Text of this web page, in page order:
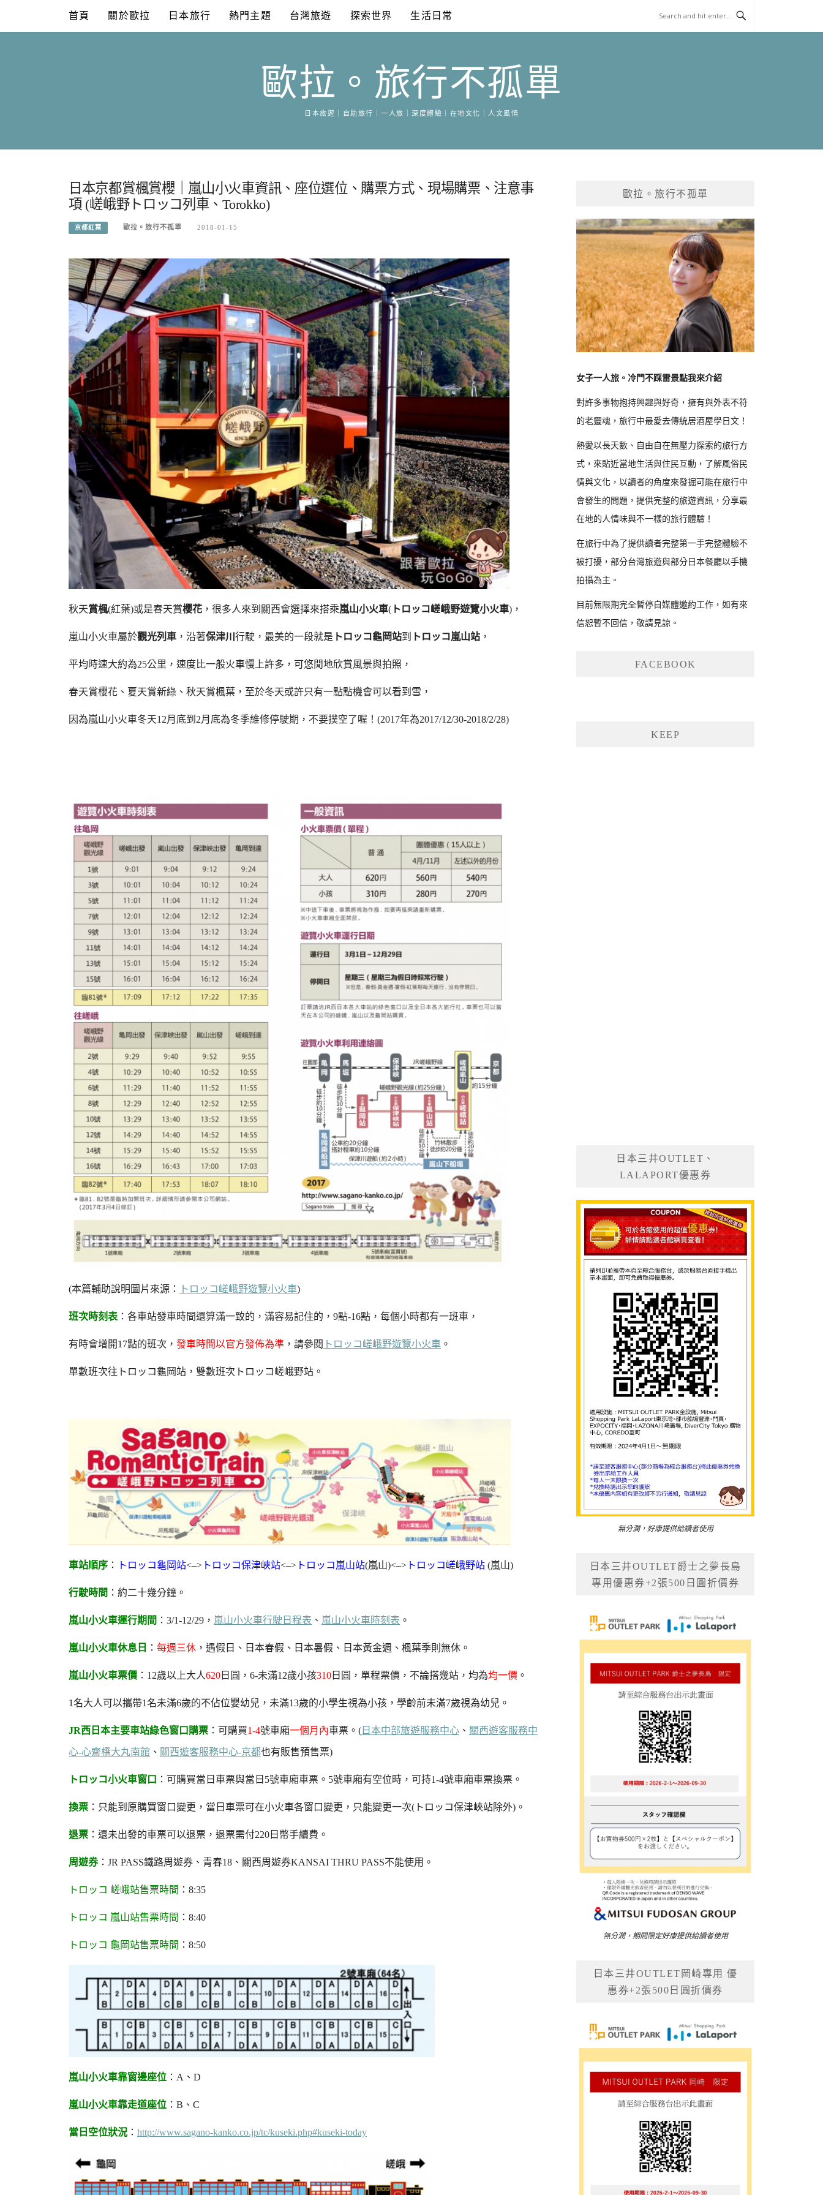
content
首頁 關於歐拉 日本旅行 熱門主題 台灣旅遊 探索世界 生活日常
歐拉。旅行不孤單
日本旅遊｜自助旅行｜一人旅｜深度體驗｜在地文化｜人文風情
日本京都賞楓賞櫻｜嵐山小火車資訊、座位選位、購票方式、現場購票、注意事
項 (嵯峨野トロッコ列車、Torokko)
京都紅葉 歐拉。旅行不孤單 2018-01-15
秋天賞楓(紅葉)或是春天賞櫻花 ，很多人來到關西會選擇來搭乘嵐山小火車( トロッコ嵯峨野遊覽小火車)，
嵐山小火車屬於觀光列車 ，沿著保津川 行駛，最美的一段就是 トロッコ龜岡站到 トロッコ嵐山站 ，
平均時速大約為25公里，速度比一般火車慢上許多，可悠閒地欣賞風景與拍照，
春天賞櫻花、夏天賞新綠、秋天賞楓葉，至於冬天或許只有一點點機會可以看到雪，
因為嵐山小火車冬天12月底到2月底為冬季維修停駛期，不要撲空了喔！(2017年為2017/12/30-2018/2/28)
(本篇輔助說明圖片來源： トロッコ嵯峨野遊覽小火車)
班次時刻表 ：各車站發車時間還算滿一致的，滿容易記住的，9點-16點，每個小時都有一班車，
有時會增開17點的班次， 發車時間以官方發佈為準 ，請參閱 トロッコ嵯峨野遊覽小火車 。
單數班次往トロッコ龜岡站，雙數班次トロッコ嵯峨野站。
車站順序 ： トロッコ龜岡站<–> トロッコ保津峽站<–> トロッコ嵐山站(嵐山)<–> トロッコ嵯峨野站 (嵐山)
行駛時間 ：約二十幾分鐘。
嵐山小火車運行期間 ：3/1-12/29， 嵐山小火車行駛日程表 、 嵐山小火車時刻表 。
嵐山小火車休息日 ： 每週三休 ，遇假日、日本春假、日本暑假、日本黃金週、楓葉季則無休。
嵐山小火車票價 ：12歲以上大人620 日圓，6-未滿12歲小孩310 日圓，單程票價，不論搭幾站，均為均一價 。
1名大人可以攜帶1名未滿6歲的不佔位嬰幼兒，未滿13歲的小學生視為小孩，學齡前未滿7歲視為幼兒。
JR西日本主要車站綠色窗口購票 ：可購買1-4號車廂一個月內車票。( 日本中部旅遊服務中心 、 關西遊客服務中
心-心齋橋大丸南館 、 關西遊客服務中心-京都也有販售預售票)
トロッコ小火車窗口 ：可購買當日車票與當日5號車廂車票。5號車廂有空位時，可持1-4號車廂車票換票。
換票 ：只能到原購買窗口變更，當日車票可在小火車各窗口變更，只能變更一次(トロッコ保津峽站除外)。
退票 ：還未出發的車票可以退票，退票需付220日幣手續費。
周遊券：JR PASS鐵路周遊券、青春18、關西周遊券KANSAI THRU PASS不能使用。
トロッコ 嵯峨站售票時間 ：8:35
トロッコ 嵐山站售票時間 ：8:40
トロッコ 龜岡站售票時間 ：8:50
嵐山小火車靠窗邊座位 ：A、D
嵐山小火車靠走道座位 ：B、C
當日空位狀況 ： http://www.sagano-kanko.co.jp/tc/kuseki.php#kuseki-today
歐拉。旅行不孤單
女子一人旅。冷門不踩雷景點我來介紹
對許多事物抱持興趣與好奇，擁有與外表不符
的老靈魂，旅行中最愛去傳統居酒屋學日文！
熱愛以長天數、自由自在無壓力探索的旅行方
式，來貼近當地生活與住民互動，了解風俗民
情與文化，以讀者的角度來發掘可能在旅行中
會發生的問題，提供完整的旅遊資訊，分享最
在地的人情味與不一樣的旅行體驗！
在旅行中為了提供讀者完整第一手完整體驗不
被打擾，部分台灣旅遊與部分日本餐廳以手機
拍攝為主。
目前無限期完全暫停自媒體邀約工作，如有來
信恕暫不回信，敬請見諒。
FACEBOOK
KEEP
日本三井OUTLET、
LALAPORT優惠券
無分潤，好康提供給讀者使用
日本三井OUTLET爵士之夢長島
專用優惠券+2張500日圓折價券
無分潤，期間限定好康提供給讀者使用
日本三井OUTLET岡崎專用 優
惠券+2張500日圓折價券